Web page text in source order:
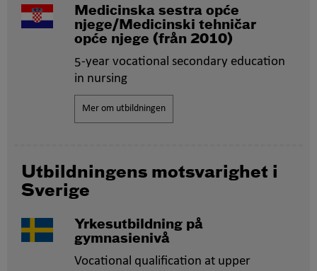
Medicinska sestra opće
njege/Medicinski tehničar
opće njege (från 2010)
5-year vocational secondary education
in nursing
Mer om utbildningen
Utbildningens motsvarighet i
Sverige
Yrkesutbildning på
gymnasienivå
Vocational qualification at upper